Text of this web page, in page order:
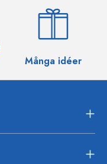
Många idéer